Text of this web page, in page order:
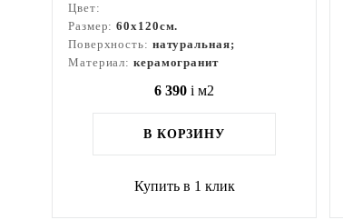
Цвет:
Размер:60x120см.
Поверхность: натуральная;
Материал: керамогранит
6 390 i м2
В КОРЗИНУ
Купить в 1 клик